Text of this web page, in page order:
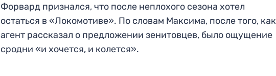
Форвард признался, что после неплохого сезона хотел
остаться в «Локомотиве». По словам Максима, после того, как
агент рассказал о предложении зенитовцев, было ощущение
сродни «и хочется, и колется».